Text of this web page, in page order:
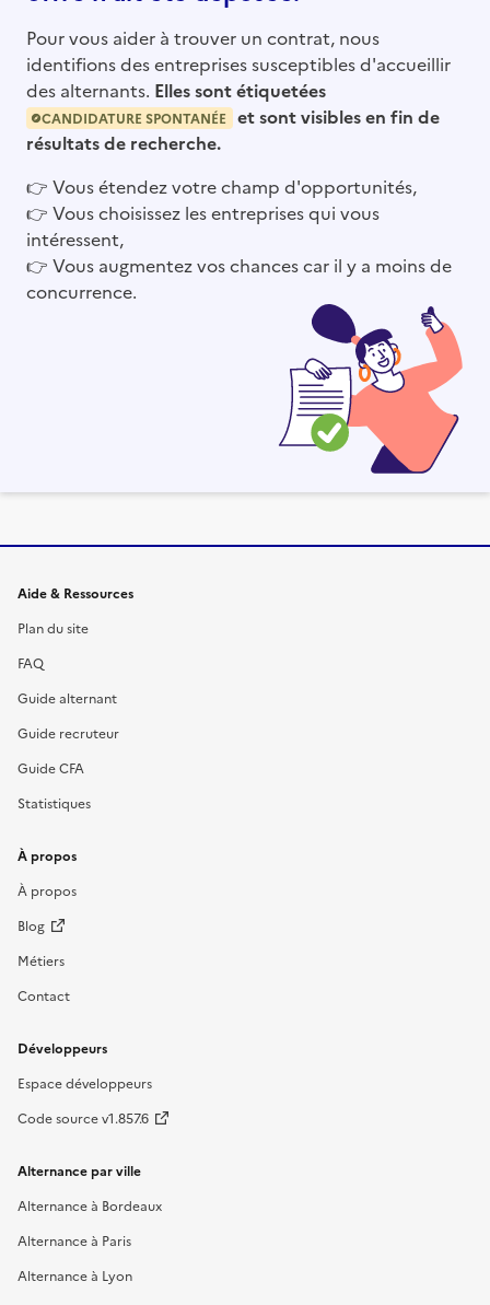
Pour vous aider à trouver un contrat, nous
identifions des entreprises susceptibles d'accueillir
des alternants. Elles sont étiquetées
CANDIDATURE SPONTANÉE
et sont visibles en fin de
résultats de recherche.
👉 Vous étendez votre champ d'opportunités,
👉 Vous choisissez les entreprises qui vous
intéressent,
👉 Vous augmentez vos chances car il y a moins de
concurrence.
Informations et liens du site
Aide & Ressources
Plan du site
FAQ
Guide alternant
Guide recruteur
Guide CFA
Statistiques
À propos
À propos
Blog
Métiers
Contact
Développeurs
Espace développeurs
Code source v1.857.6
Alternance par ville
Alternance à Bordeaux
Alternance à Paris
Alternance à Lyon